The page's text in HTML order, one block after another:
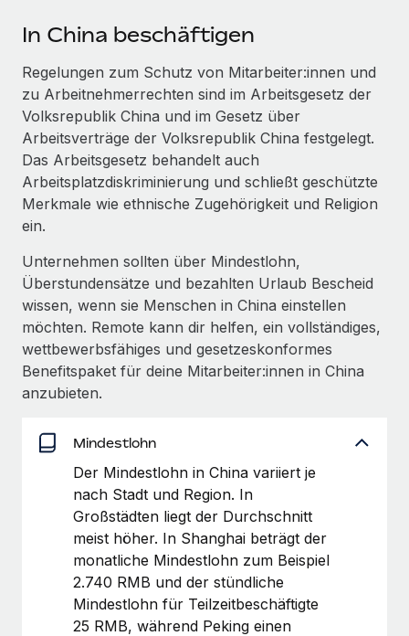
Tools
DIENSTLEISTUNGEN
Frag unsere Expert:innen
Hilfe von Expert:innen für globale HR & Compliance
Background-Checks
Einfacheres Bewerber:innen-Screening
Compliance Watchtower
Lückenlose Compliance
Geräteverwaltung
Globale Bereitstellung und Verfolgung von IT-
Geräten
Gründung von Niederlassungen
Niederlassungen
Mobilität und Relocation
Mühelose Relocation von Mitarbeiter:innen
Benefits
Mühelose Verwaltung von Benefits
Entdecke die Möglichkeiten einer Partnerschaft
Remote Build
Demnächst verfügbar
Beratung zu Integrationen und KI-Automatisierung
FALLSTUDIEN
Weaviate auf einen Blick Weaviate entwickelt KI-basierte
Open-Source-Infrastrukturen. Das...
Mehr erfahren
globalen Content-Agentur mit Remote
Auf einen Blick Erfahre mehr über die unglaubliche
Transformation einer weltweit erfolgreichen...
Mehr erfahren
Events
Newsroom
Informationen zu Gehältern und Qualifikationen
Insights Center
Hol dir Unterstützung
BLOG
Globale Payroll
EOR und PEO
Contractor Management
Den Blog erkunden
Neues zu Remote-Produkten: Integration mit
Gusto und Zero und Contractor Management
Auch im neuen Jahr wollen wir bei Remote Unternehmen
In China beschäftigen
Regelungen zum Schutz von Mitarbeiter:innen und
zu Arbeitnehmerrechten sind im Arbeitsgesetz der
Volksrepublik China und im Gesetz über
Arbeitsverträge der Volksrepublik China festgelegt.
Das Arbeitsgesetz behandelt auch
Arbeitsplatzdiskriminierung und schließt geschützte
Merkmale wie ethnische Zugehörigkeit und Religion
ein.
Unternehmen sollten über Mindestlohn,
Überstundensätze und bezahlten Urlaub Bescheid
wissen, wenn sie Menschen in China einstellen
möchten. Remote kann dir helfen, ein vollständiges,
wettbewerbsfähiges und gesetzeskonformes
Benefitspaket für deine Mitarbeiter:innen in China
anzubieten.
Mindestlohn
Der Mindestlohn in China variiert je
nach Stadt und Region. In
Großstädten liegt der Durchschnitt
meist höher. In Shanghai beträgt der
monatliche Mindestlohn zum Beispiel
2.740 RMB und der stündliche
Mindestlohn für Teilzeitbeschäftigte
25 RMB, während Peking einen